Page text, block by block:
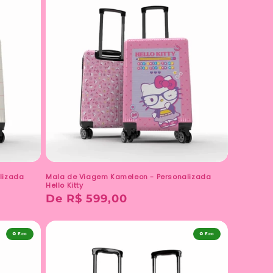
Mala de Viagem Kameleon - Personalizada
Hello Kitty
Preço
De R$ 599,00
♻️ Eco ♻️ Eco